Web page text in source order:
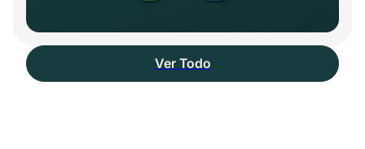
Ver Todo